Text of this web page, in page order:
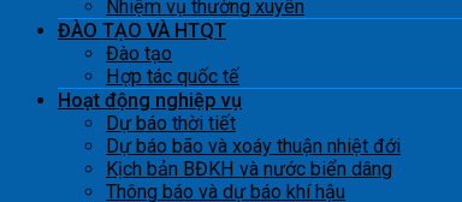
Nhiệm vụ thường xuyên
ĐÀO TẠO VÀ HTQT
Đào tạo
Hợp tác quốc tế
Hoạt động nghiệp vụ
Dự báo thời tiết
Dự báo bão và xoáy thuận nhiệt đới
Kịch bản BĐKH và nước biển dâng
Thông báo và dự báo khí hậu